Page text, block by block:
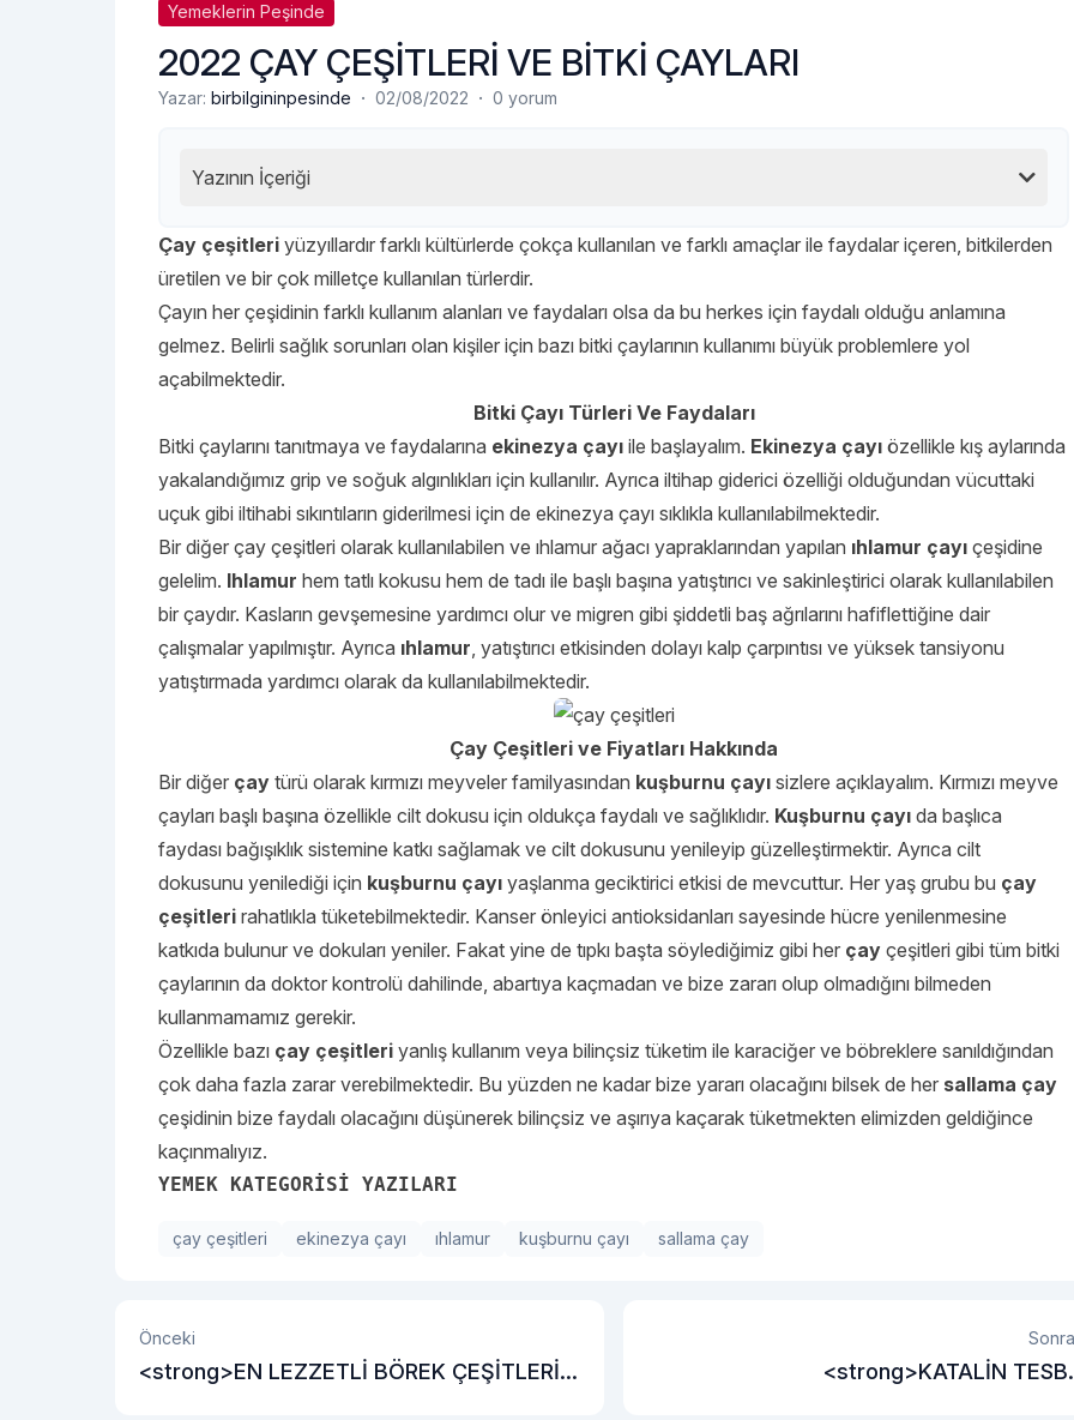
Yemeklerin Peşinde
2022 ÇAY ÇEŞİTLERİ VE BİTKİ ÇAYLARI
Yazar: birbilgininpesinde · 02/08/2022 · 0 yorum
Yazının İçeriği
Çay çeşitleri yüzyıllardır farklı kültürlerde çokça kullanılan ve farklı amaçlar ile faydalar içeren, bitkilerden
üretilen ve bir çok milletçe kullanılan türlerdir.
Çayın her çeşidinin farklı kullanım alanları ve faydaları olsa da bu herkes için faydalı olduğu anlamına
gelmez. Belirli sağlık sorunları olan kişiler için bazı bitki çaylarının kullanımı büyük problemlere yol
açabilmektedir.
Bitki Çayı Türleri Ve Faydaları
Bitki çaylarını tanıtmaya ve faydalarına ekinezya çayı ile başlayalım. Ekinezya çayı özellikle kış aylarında
yakalandığımız grip ve soğuk algınlıkları için kullanılır. Ayrıca iltihap giderici özelliği olduğundan vücuttaki
uçuk gibi iltihabi sıkıntıların giderilmesi için de ekinezya çayı sıklıkla kullanılabilmektedir.
Bir diğer çay çeşitleri olarak kullanılabilen ve ıhlamur ağacı yapraklarından yapılan ıhlamur çayı çeşidine
gelelim. Ihlamur hem tatlı kokusu hem de tadı ile başlı başına yatıştırıcı ve sakinleştirici olarak kullanılabilen
bir çaydır. Kasların gevşemesine yardımcı olur ve migren gibi şiddetli baş ağrılarını hafiflettiğine dair
çalışmalar yapılmıştır. Ayrıca ıhlamur, yatıştırıcı etkisinden dolayı kalp çarpıntısı ve yüksek tansiyonu
yatıştırmada yardımcı olarak da kullanılabilmektedir.
Çay Çeşitleri ve Fiyatları Hakkında
Bir diğer çay türü olarak kırmızı meyveler familyasından kuşburnu çayı sizlere açıklayalım. Kırmızı meyve
çayları başlı başına özellikle cilt dokusu için oldukça faydalı ve sağlıklıdır. Kuşburnu çayı da başlıca
faydası bağışıklık sistemine katkı sağlamak ve cilt dokusunu yenileyip güzelleştirmektir. Ayrıca cilt
dokusunu yenilediği için kuşburnu çayı yaşlanma geciktirici etkisi de mevcuttur. Her yaş grubu bu çay
çeşitleri rahatlıkla tüketebilmektedir. Kanser önleyici antioksidanları sayesinde hücre yenilenmesine
katkıda bulunur ve dokuları yeniler. Fakat yine de tıpkı başta söylediğimiz gibi her çay çeşitleri gibi tüm bitki
çaylarının da doktor kontrolü dahilinde, abartıya kaçmadan ve bize zararı olup olmadığını bilmeden
kullanmamamız gerekir.
Özellikle bazı çay çeşitleri yanlış kullanım veya bilinçsiz tüketim ile karaciğer ve böbreklere sanıldığından
çok daha fazla zarar verebilmektedir. Bu yüzden ne kadar bize yararı olacağını bilsek de her sallama çay
çeşidinin bize faydalı olacağını düşünerek bilinçsiz ve aşırıya kaçarak tüketmekten elimizden geldiğince
kaçınmalıyız.
YEMEK KATEGORİSİ YAZILARI
çay çeşitleri ekinezya çayı ıhlamur kuşburnu çayı sallama çay
Önceki
<strong>EN LEZZETLİ BÖREK ÇEŞİTLERİ
<strong>KATALİN